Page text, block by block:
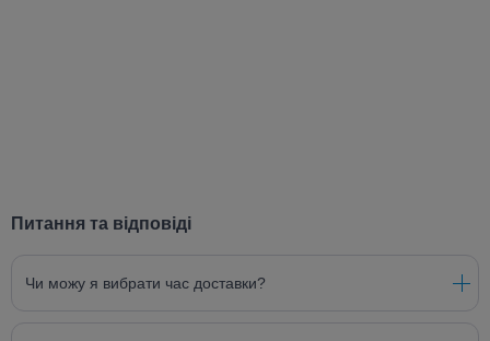
Питання та відповіді
Чи можу я вибрати час доставки?